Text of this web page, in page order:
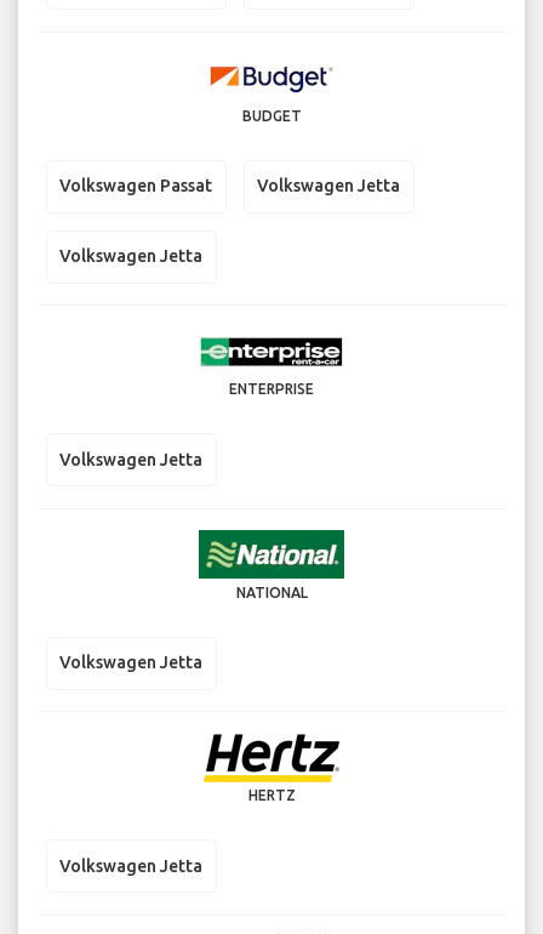
BUDGET
Volkswagen Passat Volkswagen Jetta
Volkswagen Jetta
ENTERPRISE
Volkswagen Jetta
NATIONAL
Volkswagen Jetta
HERTZ
Volkswagen Jetta